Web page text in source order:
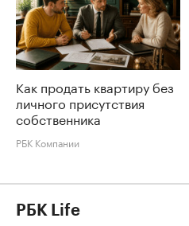
Как продать квартиру без
личного присутствия
собственника
РБК Компании
РБК Life